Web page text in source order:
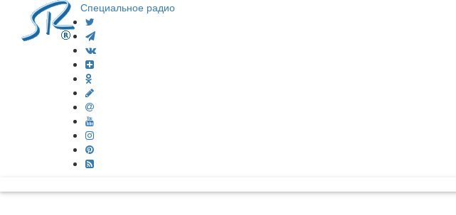
Специальное радио